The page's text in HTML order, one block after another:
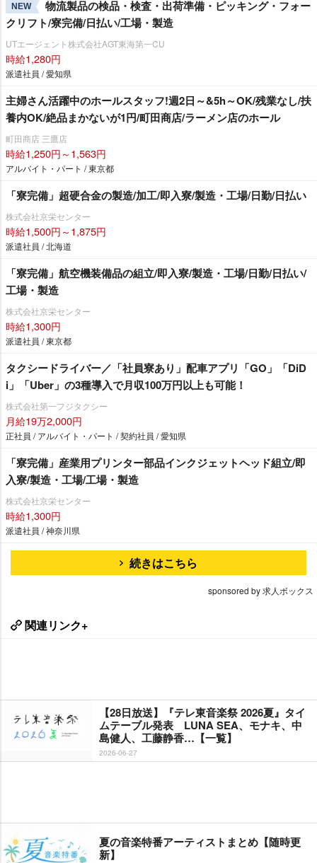
NEW
物流製品の検品・検査・出荷準備・ピッキング・フォー
クリフト/寮完備/日払い/工場・製造
UTエージェント株式会社AGT東海第一CU
時給1,280円
派遣社員 / 愛知県
主婦さん活躍中のホールスタッフ!週2日～&5h～OK/残業なし/扶
養内OK/絶品まかないが1円/町田商店/ラーメン店のホール
町田商店 三鷹店
時給1,250円～1,563円
アルバイト・パート / 東京都
「寮完備」超硬合金の製造/加工/即入寮/製造・工場/日勤/日払い
株式会社京栄センター
時給1,500円～1,875円
派遣社員 / 北海道
「寮完備」航空機装備品の組立/即入寮/製造・工場/日勤/日払い/
工場・製造
株式会社京栄センター
時給1,300円
派遣社員 / 東京都
タクシードライバー／「社員寮あり」配車アプリ「GO」「DiD
i」「Uber」の3種導入で月収100万円以上も可能！
株式会社第一フジタクシー
月給19万2,000円
正社員 / アルバイト・パート / 契約社員 / 愛知県
「寮完備」産業用プリンター部品インクジェットヘッド組立/即
入寮/製造・工場/工場・製造
株式会社京栄センター
時給1,300円
派遣社員 / 神奈川県
続きはこちら
sponsored by 求人ボックス
関連リンク+
【28日放送】『テレ東音楽祭 2026夏』タイ
ムテーブル発表 LUNA SEA、モナキ、中
島健人、工藤静香…【一覧】
2026-06-27
夏の音楽特番アーティストまとめ【随時更
新】